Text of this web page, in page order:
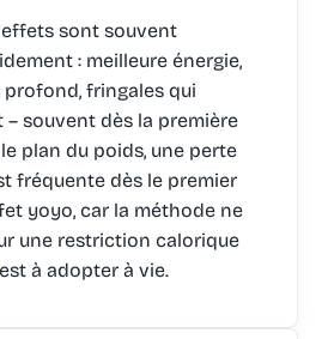
effets sont souvent
: meilleure énergie,
profond, fringales qui
– souvent dès la première
plan du poids, une perte
fréquente dès le premier
yoyo, car la méthode ne
une restriction calorique
à adopter à vie.